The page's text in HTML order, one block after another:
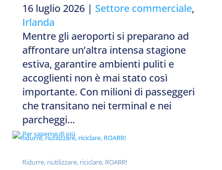
16 luglio 2026| Settore commerciale,
Irlanda
Mentre gli aeroporti si preparano ad
affrontare un’altra intensa stagione
estiva, garantire ambienti puliti e
accoglienti non è mai stato così
importante. Con milioni di passeggeri
che transitano nei terminal e nei
parcheggi...
Per saperne di più
Ridurre, riutilizzare, riciclare, ROARR!